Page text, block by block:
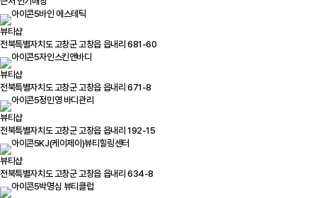
바인 에스테틱
뷰티샵
전북특별자치도 고창군 고창읍 읍내리 681-60
자인스킨앤바디
뷰티샵
전북특별자치도 고창군 고창읍 읍내리 671-8
정민영 바디관리
뷰티샵
전북특별자치도 고창군 고창읍 읍내리 192-15
KJ(케이제이)뷰티힐링센터
뷰티샵
전북특별자치도 고창군 고창읍 읍내리 634-8
박명심 뷰티클럽